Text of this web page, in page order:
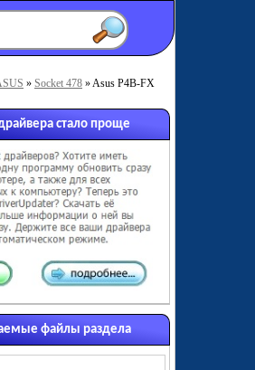
» Socket 478 » Asus P4B-FX
стало проще
файлы раздела